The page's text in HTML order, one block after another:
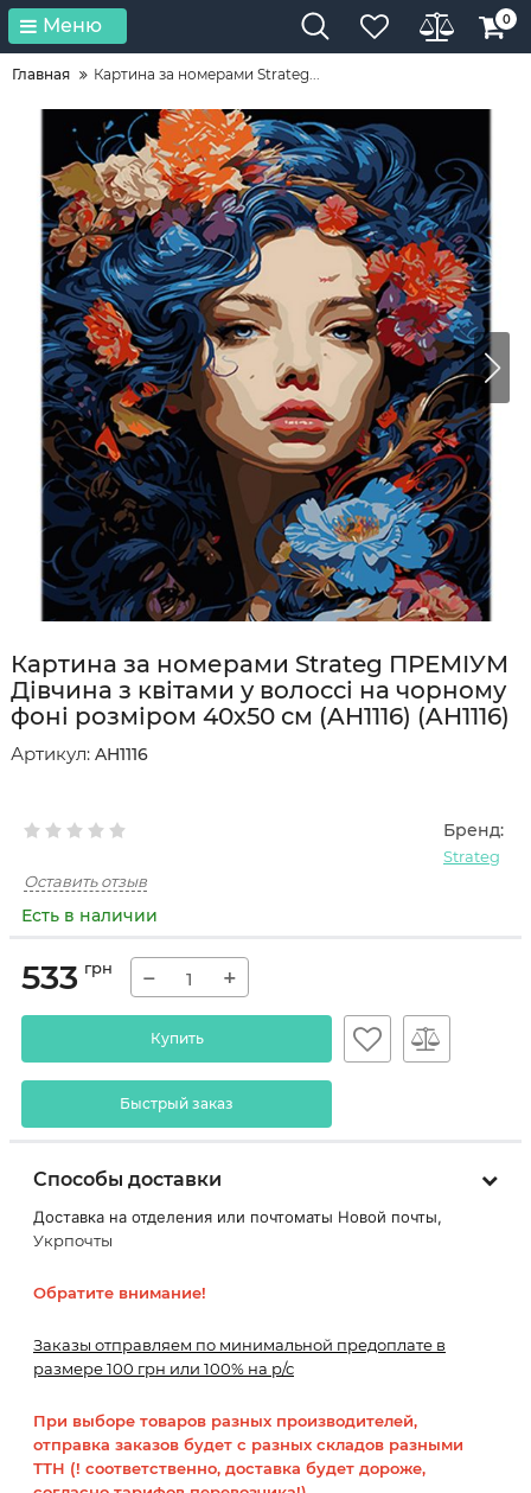
Меню 0
Главная Картина за номерами Strateg...
Картина за номерами Strateg ПРЕМІУМ
Дівчина з квітами у волоссі на чорному
фоні розміром 40х50 см (AH1116) (AH1116)
Артикул: AH1116
Бренд:
Strateg
Оставить отзыв
Есть в наличии
533 грн − +
Купить
Быстрый заказ
Способы доставки
Доставка на отделения или почтоматы Новой почты,
Укрпочты
Обратите внимание!
Заказы отправляем по минимальной предоплате в
размере 100 грн или 100% на р/с
При выборе товаров разных производителей,
отправка заказов будет с разных складов разными
ТТН (! соответственно, доставка будет дороже,